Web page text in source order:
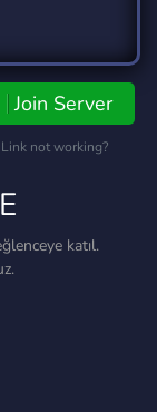
Join Server
Link not working?
katıl.